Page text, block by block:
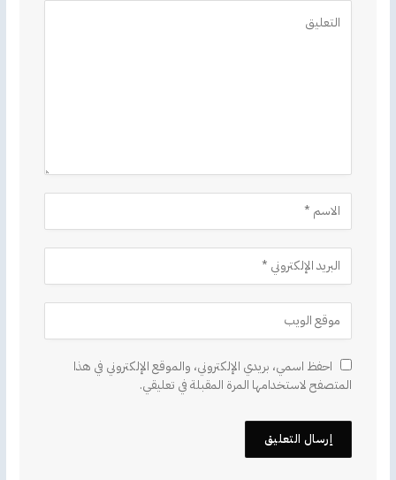
احفظ اسمي، بريدي الإلكتروني، والموقع الإلكتروني في هذا
المتصفح لاستخدامها المرة المقبلة في تعليقي.